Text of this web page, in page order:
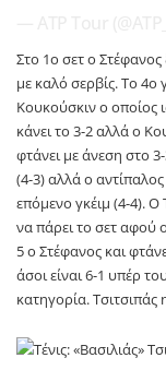
Στο 1ο σετ ο
με καλό σερβίς. Το 4ο
Κουκούσκιν ο οποίος
κάνει το 3-2 αλλά ο
φτάνει με άνεση στο
(4-3) αλλά ο
επόμενο γκέιμ (4-4). Ο
να πάρει το σετ αφού
5 ο Στέφανος και
άσοι είναι 6-1 υπέρ
κατηγορία.